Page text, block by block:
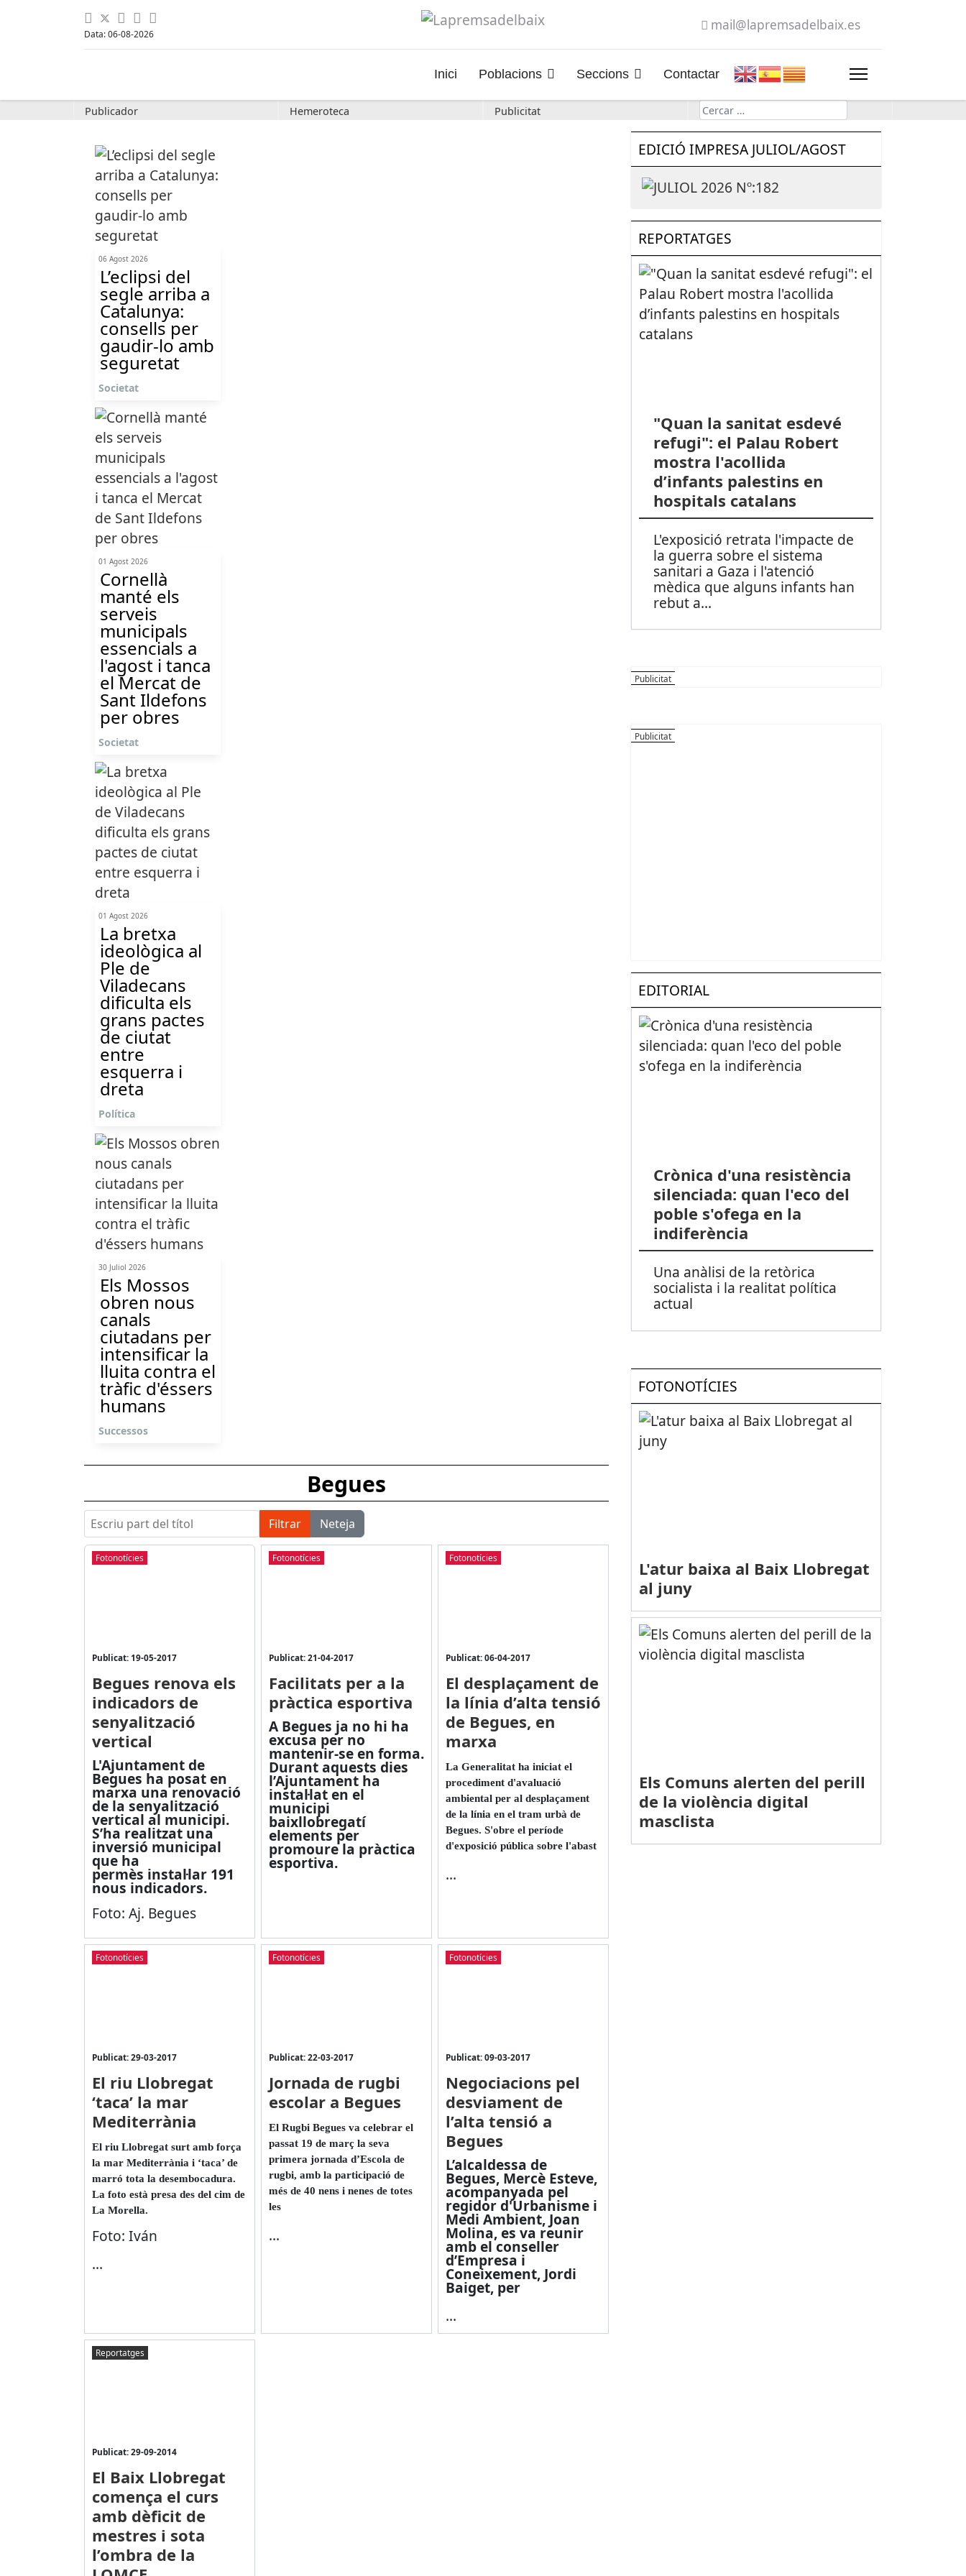
Data: 06-08-2026
mail@lapremsadelbaix.es
Inici Poblacions Seccions Contactar
Publicador Hemeroteca Publicitat Cerca
06 Agost 2026
L’eclipsi del
segle arriba a
Catalunya:
consells per
gaudir-lo amb
seguretat
Societat
01 Agost 2026
Cornellà
manté els
serveis
municipals
essencials a
l'agost i tanca
el Mercat de
Sant Ildefons
per obres
Societat
01 Agost 2026
La bretxa
ideològica al
Ple de
Viladecans
dificulta els
grans pactes
de ciutat
entre
esquerra i
dreta
Política
30 Juliol 2026
Els Mossos
obren nous
canals
ciutadans per
intensificar la
lluita contra el
tràfic d'éssers
humans
Successos
Begues
Escriu part del títol Filtrar Neteja
Fotonotícies
Publicat: 19-05-2017
Begues renova els
indicadors de
senyalització
vertical
L'Ajuntament de
Begues ha posat en
marxa una renovació
de la senyalització
vertical al municipi.
S’ha realitzat una
inversió municipal
que ha
permès instal·lar 191
nous indicadors.
Foto: Aj. Begues
Fotonotícies
Publicat: 21-04-2017
Facilitats per a la
pràctica esportiva
A Begues ja no hi ha
excusa per no
mantenir-se en forma.
Durant aquests dies
l’Ajuntament ha
instal·lat en el
municipi
baixllobregatí
elements per
promoure la pràctica
esportiva.
Fotonotícies
Publicat: 06-04-2017
El desplaçament de
la línia d’alta tensió
de Begues, en
marxa
La Generalitat ha iniciat el
procediment d'avaluació
ambiental per al desplaçament
de la línia en el tram urbà de
Begues. S'obre el període
d'exposició pública sobre l'abast
...
Fotonotícies
Publicat: 29-03-2017
El riu Llobregat
‘taca’ la mar
Mediterrània
El riu Llobregat surt amb força
la mar Mediterrània i ‘taca’ de
marró tota la desembocadura.
La foto està presa des del cim de
La Morella.
Foto: Iván
...
Fotonotícies
Publicat: 22-03-2017
Jornada de rugbi
escolar a Begues
El Rugbi Begues va celebrar el
passat 19 de març la seva
primera jornada d’Escola de
rugbi, amb la participació de
més de 40 nens i nenes de totes
les
...
Fotonotícies
Publicat: 09-03-2017
Negociacions pel
desviament de
l’alta tensió a
Begues
L’alcaldessa de
Begues, Mercè Esteve,
acompanyada pel
regidor d'Urbanisme i
Medi Ambient, Joan
Molina, es va reunir
amb el conseller
d’Empresa i
Coneixement, Jordi
Baiget, per
...
Reportatges
Publicat: 29-09-2014
El Baix Llobregat
comença el curs
amb dèficit de
mestres i sota
l’ombra de la
EDICIÓ IMPRESA JULIOL/AGOST
REPORTATGES
"Quan la sanitat esdevé
refugi": el Palau Robert
mostra l'acollida
d’infants palestins en
hospitals catalans
L'exposició retrata l'impacte de
la guerra sobre el sistema
sanitari a Gaza i l'atenció
mèdica que alguns infants han
rebut a...
EDITORIAL
Crònica d'una resistència
silenciada: quan l'eco del
poble s'ofega en la
indiferència
Una anàlisi de la retòrica
socialista i la realitat política
actual
FOTONOTÍCIES
L'atur baixa al Baix Llobregat
al juny
Els Comuns alerten del perill
de la violència digital
masclista